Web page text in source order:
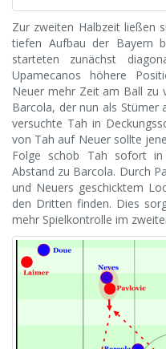
Zur zweiten Halbzeit ließen
tiefen Aufbau der Bayern
starteten zunächst
Upamecanos höhere
Neuer mehr Zeit am Ball zu
Barcola, der nun als Stümer
versuchte Tah in
von Tah auf Neuer sollte
Folge schob Tah sofort
Abstand zu Barcola. Durch
und Neuers geschicktem
den Dritten finden. Dies
mehr Spielkontrolle im